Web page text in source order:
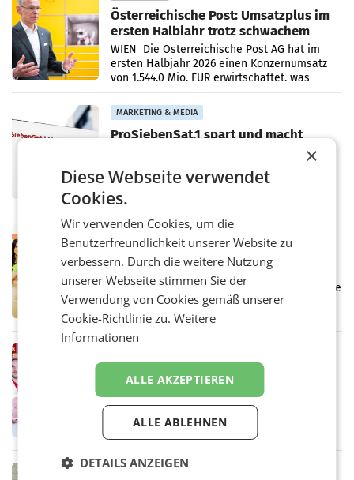
Österreichische Post: Umsatzplus im
ersten Halbjahr trotz schwachem
Briefgeschäft
WIEN Die Österreichische Post AG hat im
ersten Halbjahr 2026 einen Konzernumsatz
von 1.544,0 Mio. EUR erwirtschaftet, was
einem Plus von 3,8 Prozent gegenüber dem
Vergleichszeitraum
MARKETING & MEDIA
ProSiebenSat.1 spart und macht
UNTERFÖHRING/MAILAND/AMSTERDAM. Der
Fernsehkonzern ProSiebenSat.1 hat im
wieder Gewinn gemacht und die
Markterwartung deutlich übertroffen.
RETAIL
Eine Bühne für Zirkularität: ARA und
Müller informieren am POS über
Kreislauffähigkeit
Über den gesamten August hinweg rücken die
Altstoff Recycling Austria AG (ARA) und der
Handelskonzern Müller die Initiative
Müller-Filialen
Penny modernisiert zwei Filialen in
Ober- und Niederösterreich
WIENER NEUDORF. – Im Rahmen einer
laufenden Modernisierungsoffensive
erneuert Penny zwei Filialen in Nieder- und
Oberösterreich. Die beiden Standorte liegen
in Haag sowie im rund
RETAIL
×
Diese Webseite verwendet
Cookies.
Wir verwenden Cookies, um die
Benutzerfreundlichkeit unserer Website zu
verbessern. Durch die weitere Nutzung
unserer Webseite stimmen Sie der
Verwendung von Cookies gemäß unserer
Cookie-Richtlinie zu.Weitere
Informationen
ALLE AKZEPTIEREN
ALLE ABLEHNEN
DETAILS ANZEIGEN